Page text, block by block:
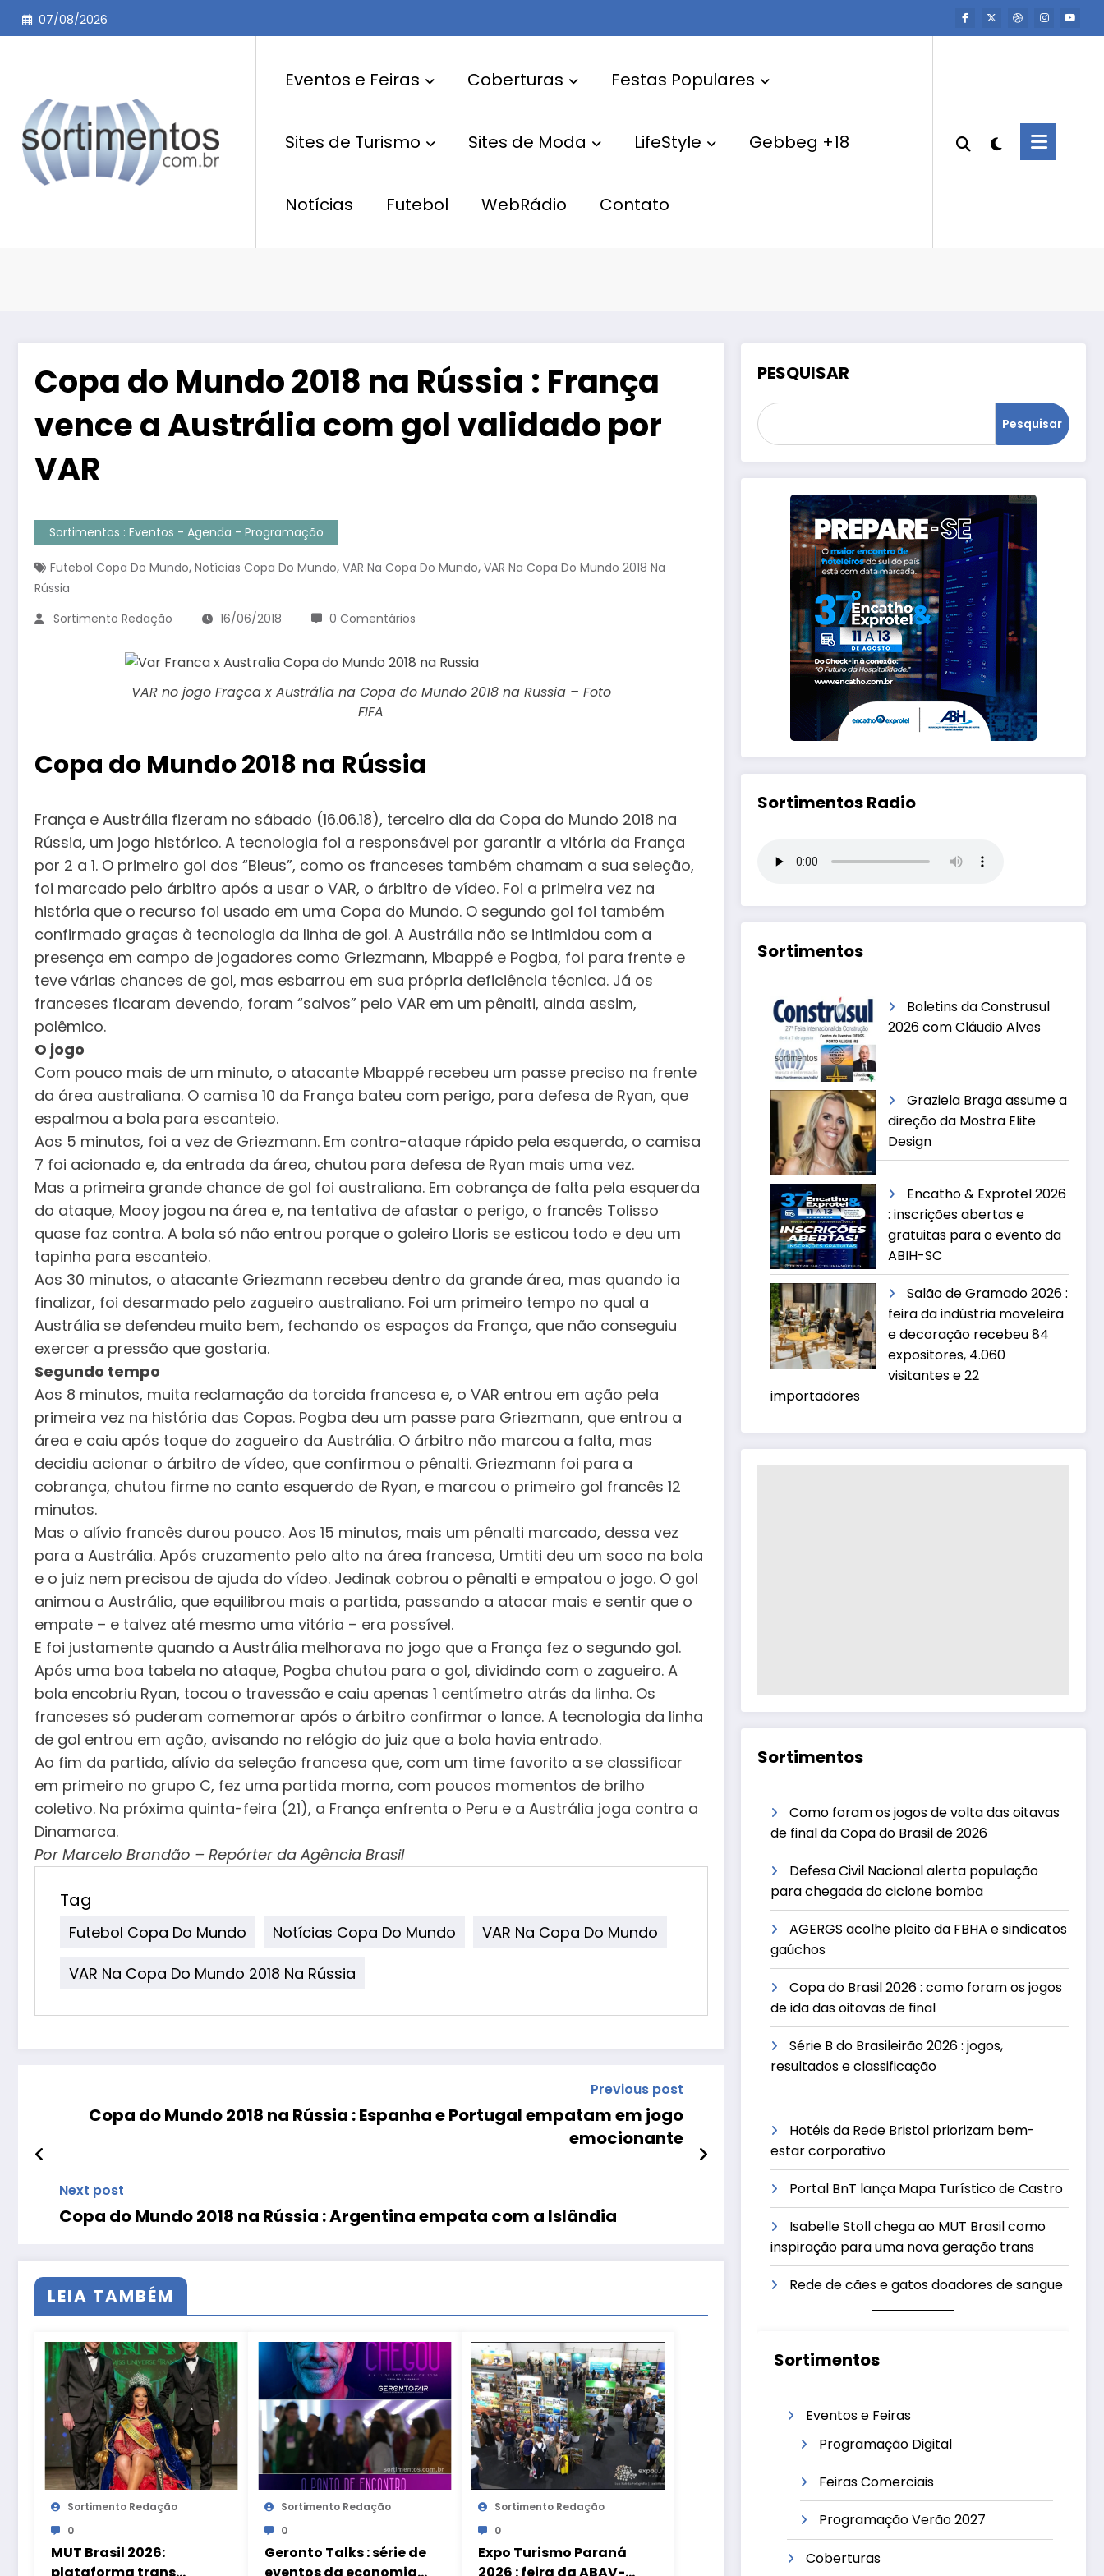
Pular
para
07/08/2026
Eventos e Feiras Coberturas Festas Populares
Sites de Turismo Sites de Moda LifeStyle Gebbeg +18
Notícias Futebol WebRádio Contato
Copa do Mundo 2018 na Rússia : França
vence a Austrália com gol validado por
VAR
Sortimentos : Eventos - Agenda - Programação
Futebol Copa Do Mundo, Notícias Copa Do Mundo, VAR Na Copa Do Mundo, VAR Na Copa Do Mundo 2018 Na
Rússia
Sortimento Redação
16/06/2018 0 Comentários
VAR no jogo Fraçca x Austrália na Copa do Mundo 2018 na Russia – Foto
FIFA
Copa do Mundo 2018 na Rússia
França e Austrália fizeram no sábado (16.06.18), terceiro dia da Copa do Mundo 2018 na
Rússia, um jogo histórico. A tecnologia foi a responsável por garantir a vitória da França
por 2 a 1. O primeiro gol dos “Bleus”, como os franceses também chamam a sua seleção,
foi marcado pelo árbitro após a usar o VAR, o árbitro de vídeo. Foi a primeira vez na
história que o recurso foi usado em uma Copa do Mundo. O segundo gol foi também
confirmado graças à tecnologia da linha de gol. A Austrália não se intimidou com a
presença em campo de jogadores como Griezmann, Mbappé e Pogba, foi para frente e
teve várias chances de gol, mas esbarrou em sua própria deficiência técnica. Já os
franceses ficaram devendo, foram “salvos” pelo VAR em um pênalti, ainda assim,
polêmico.
O jogo
Com pouco mais de um minuto, o atacante Mbappé recebeu um passe preciso na frente
da área australiana. O camisa 10 da França bateu com perigo, para defesa de Ryan, que
espalmou a bola para escanteio.
Aos 5 minutos, foi a vez de Griezmann. Em contra-ataque rápido pela esquerda, o camisa
7 foi acionado e, da entrada da área, chutou para defesa de Ryan mais uma vez.
Mas a primeira grande chance de gol foi australiana. Em cobrança de falta pela esquerda
do ataque, Mooy jogou na área e, na tentativa de afastar o perigo, o francês Tolisso
quase faz contra. A bola só não entrou porque o goleiro Lloris se esticou todo e deu um
tapinha para escanteio.
Aos 30 minutos, o atacante Griezmann recebeu dentro da grande área, mas quando ia
finalizar, foi desarmado pelo zagueiro australiano. Foi um primeiro tempo no qual a
Austrália se defendeu muito bem, fechando os espaços da França, que não conseguiu
exercer a pressão que gostaria.
Segundo tempo
Aos 8 minutos, muita reclamação da torcida francesa e, o VAR entrou em ação pela
primeira vez na história das Copas. Pogba deu um passe para Griezmann, que entrou a
área e caiu após toque do zagueiro da Austrália. O árbitro não marcou a falta, mas
decidiu acionar o árbitro de vídeo, que confirmou o pênalti. Griezmann foi para a
cobrança, chutou firme no canto esquerdo de Ryan, e marcou o primeiro gol francês 12
minutos.
Mas o alívio francês durou pouco. Aos 15 minutos, mais um pênalti marcado, dessa vez
para a Austrália. Após cruzamento pelo alto na área francesa, Umtiti deu um soco na bola
e o juiz nem precisou de ajuda do vídeo. Jedinak cobrou o pênalti e empatou o jogo. O gol
animou a Austrália, que equilibrou mais a partida, passando a atacar mais e sentir que o
empate – e talvez até mesmo uma vitória – era possível.
E foi justamente quando a Austrália melhorava no jogo que a França fez o segundo gol.
Após uma boa tabela no ataque, Pogba chutou para o gol, dividindo com o zagueiro. A
bola encobriu Ryan, tocou o travessão e caiu apenas 1 centímetro atrás da linha. Os
franceses só puderam comemorar após o árbitro confirmar o lance. A tecnologia da linha
de gol entrou em ação, avisando no relógio do juiz que a bola havia entrado.
Ao fim da partida, alívio da seleção francesa que, com um time favorito a se classificar
em primeiro no grupo C, fez uma partida morna, com poucos momentos de brilho
coletivo. Na próxima quinta-feira (21), a França enfrenta o Peru e a Austrália joga contra a
Dinamarca.
Por Marcelo Brandão – Repórter da Agência Brasil
Tag
Futebol Copa Do Mundo Notícias Copa Do Mundo
VAR Na Copa Do Mundo
VAR Na Copa Do Mundo 2018 Na Rússia
Previous post
Copa do Mundo 2018 na Rússia : Espanha e Portugal empatam em jogo
emocionante
Next post
Copa do Mundo 2018 na Rússia : Argentina empata com a Islândia
LEIA TAMBÉM
Sortimento Redação
0
MUT Brasil 2026:
Sortimento Redação
0
Geronto Talks : série de
Sortimento Redação
0
Expo Turismo Paraná
PESQUISAR
Pesquisar
Sortimentos Radio
Sortimentos
Boletins da Construsul
2026 com Cláudio Alves
Graziela Braga assume a
direção da Mostra Elite
Design
Encatho & Exprotel 2026
: inscrições abertas e
gratuitas para o evento da
ABIH-SC
Salão de Gramado 2026 :
feira da indústria moveleira
e decoração recebeu 84
expositores, 4.060
visitantes e 22
importadores
Sortimentos
Como foram os jogos de volta das oitavas
de final da Copa do Brasil de 2026
Defesa Civil Nacional alerta população
para chegada do ciclone bomba
AGERGS acolhe pleito da FBHA e sindicatos
gaúchos
Copa do Brasil 2026 : como foram os jogos
de ida das oitavas de final
Série B do Brasileirão 2026 : jogos,
resultados e classificação
Hotéis da Rede Bristol priorizam bem-
estar corporativo
Portal BnT lança Mapa Turístico de Castro
Isabelle Stoll chega ao MUT Brasil como
inspiração para uma nova geração trans
Rede de cães e gatos doadores de sangue
Sortimentos
Eventos e Feiras
Programação Digital
Feiras Comerciais
Programação Verão 2027
Coberturas